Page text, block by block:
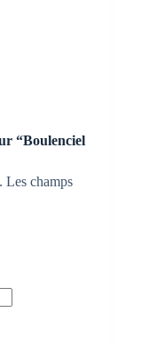
“Boulenciel
Les champs